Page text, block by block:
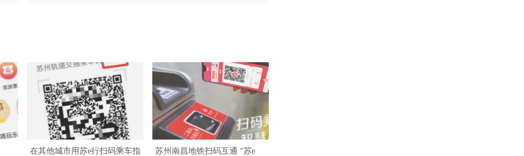
在其他城市用苏e行扫码乘车指
苏州南昌地铁扫码互通 “苏e